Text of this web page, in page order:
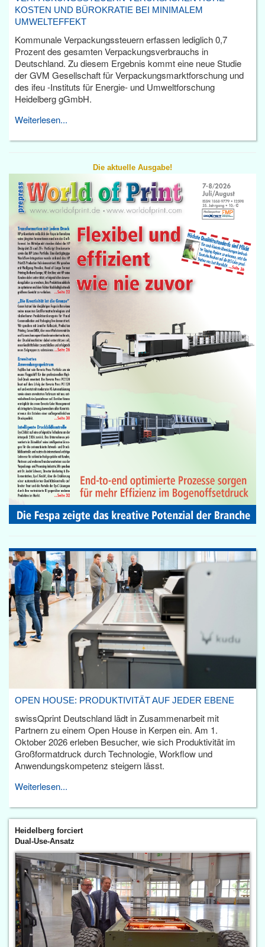
KOSTEN UND BÜROKRATIE BEI MINIMALEM
UMWELTEFFEKT
Kommunale Verpackungssteuern erfassen lediglich 0,7
Prozent des gesamten Verpackungsverbrauchs in
Deutschland. Zu diesem Ergebnis kommt eine neue Studie
der GVM Gesellschaft für Verpackungsmarktforschung und
des ifeu -Instituts für Energie- und Umweltforschung
Heidelberg gGmbH.
Weiterlesen...
Die aktuelle Ausgabe!
OPEN HOUSE: PRODUKTIVITÄT AUF JEDER EBENE
swissQprint Deutschland lädt in Zusammenarbeit mit
Partnern zu einem Open House in Kerpen ein. Am 1.
Oktober 2026 erleben Besucher, wie sich Produktivität im
Großformatdruck durch Technologie, Workflow und
Anwendungskompetenz steigern lässt.
Weiterlesen...
Heidelberg forciert
Dual-Use-Ansatz